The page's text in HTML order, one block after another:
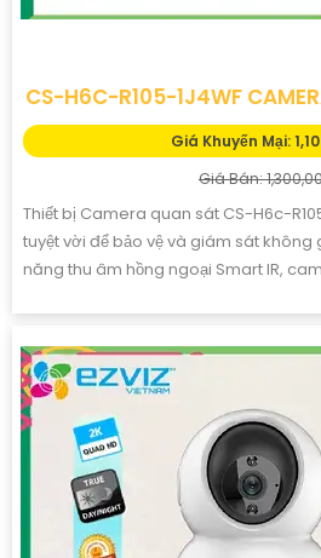
Giá Khuyến Mại:
Giá Bán:
Camera An Ninh CS-H8C 2K+ 4MP là
với độ phân giải sắc nét lên đến 4.0
ảnh rõ ràng và chi tiết. Bên cạnh đó,